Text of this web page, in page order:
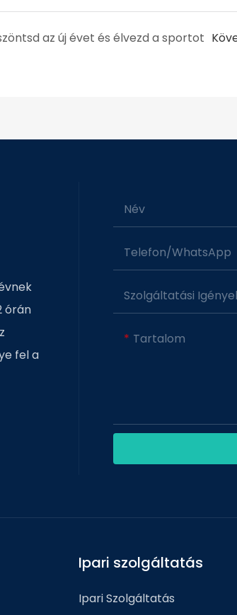
az új évet és élvezd a sportot
órán
fel a
Név
Telefon/WhatsApp
Tartalom
Ipari szolgáltatás
Ipari Szolgáltatás